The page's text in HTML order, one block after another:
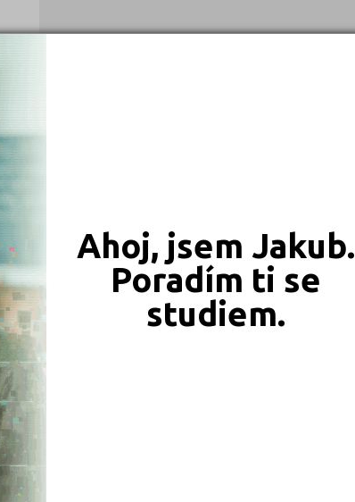
Ahoj, jsem Jakub.
Poradím ti se
studiem.